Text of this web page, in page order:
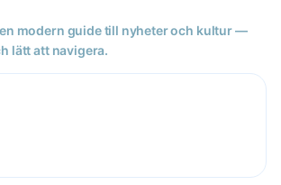
modern guide till nyheter och kultur —
lätt att navigera.